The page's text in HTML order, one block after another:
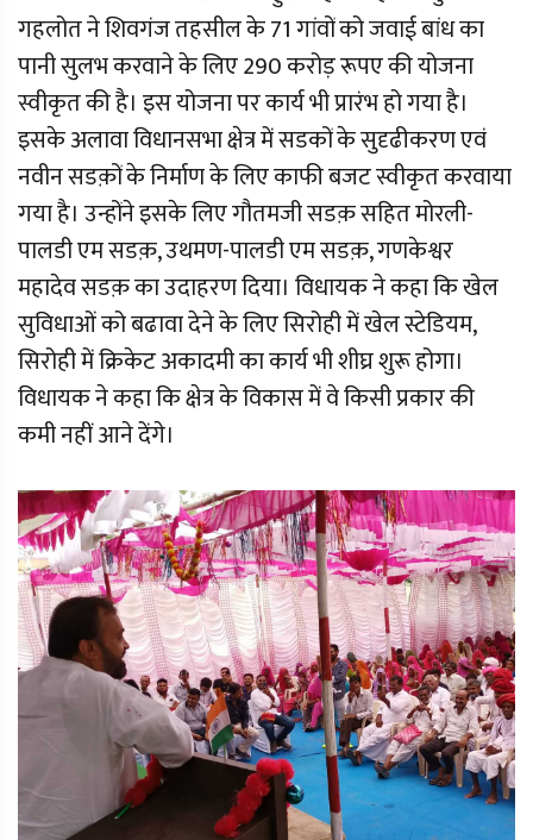
गहलोत ने शिवगंज तहसील के 71 गांवों को जवाई बांध का
पानी सुलभ करवाने के लिए 290 करोड़ रूपए की योजना
स्वीकृत की है। इस योजना पर कार्य भी प्रारंभ हो गया है।
इसके अलावा विधानसभा क्षेत्र में सडकों के सुदृढीकरण एवं
नवीन सडक़ों के निर्माण के लिए काफी बजट स्वीकृत करवाया
गया है। उन्होंने इसके लिए गौतमजी सडक़ सहित मोरली-
पालडी एम सडक़, उथमण-पालडी एम सडक़, गणकेश्वर
महादेव सडक़ का उदाहरण दिया। विधायक ने कहा कि खेल
सुविधाओं को बढावा देने के लिए सिरोही में खेल स्टेडियम,
सिरोही में क्रिकेट अकादमी का कार्य भी शीघ्र शुरू होगा।
विधायक ने कहा कि क्षेत्र के विकास में वे किसी प्रकार की
कमी नहीं आने देंगे।